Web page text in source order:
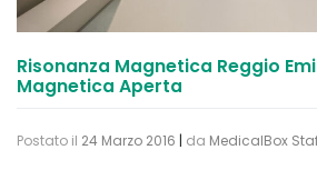
Risonanza Magnetica Reggio
Magnetica Aperta
Postato il 24 Marzo 2016 | da MedicalBox